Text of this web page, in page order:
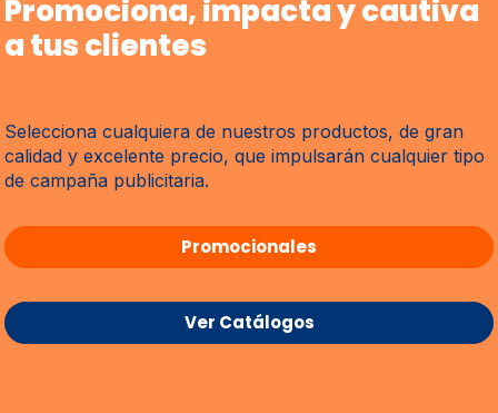
Promociona, impacta y cautiva
a tus clientes
Selecciona cualquiera de nuestros productos, de gran
calidad y excelente precio, que impulsarán cualquier tipo
de campaña publicitaria.
Promocionales
Ver Catálogos